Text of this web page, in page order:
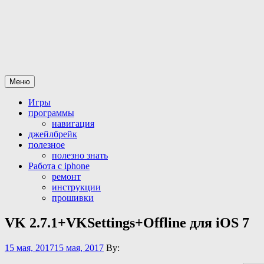
Меню
Игры
программы
навигация
джейлбрейк
полезное
полезно знать
Работа с iphone
ремонт
инструкции
прошивки
VK 2.7.1+VKSettings+Offline для iOS 7
15 мая, 201715 мая, 2017 By: